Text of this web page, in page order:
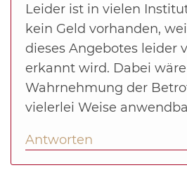
Leider ist in vielen
kein Geld vorhanden,
dieses Angebotes leider
erkannt wird. Dabei
Wahrnehmung der
vielerlei Weise
Antworten